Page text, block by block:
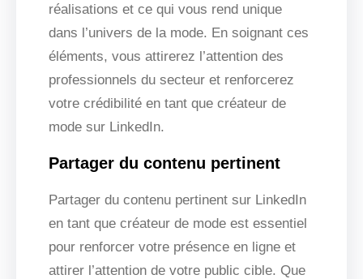
réalisations et ce qui vous rend unique
dans l’univers de la mode. En soignant ces
éléments, vous attirerez l’attention des
professionnels du secteur et renforcerez
votre crédibilité en tant que créateur de
mode sur LinkedIn.
Partager du contenu pertinent
Partager du contenu pertinent sur LinkedIn
en tant que créateur de mode est essentiel
pour renforcer votre présence en ligne et
attirer l’attention de votre public cible. Que